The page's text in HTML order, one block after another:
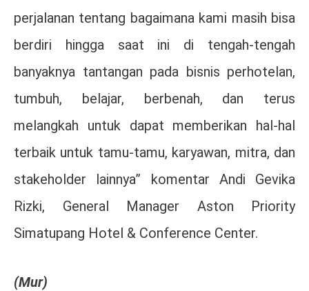
perjalanan tentang bagaimana kami masih bisa
berdiri hingga saat ini di tengah-tengah
banyaknya tantangan pada bisnis perhotelan,
tumbuh, belajar, berbenah, dan terus
melangkah untuk dapat memberikan hal-hal
terbaik untuk tamu-tamu, karyawan, mitra, dan
stakeholder lainnya” komentar Andi Gevika
Rizki, General Manager Aston Priority
Simatupang Hotel & Conference Center.
(Mur)